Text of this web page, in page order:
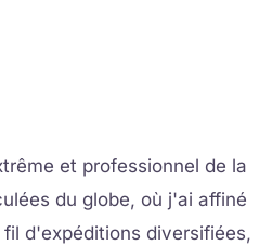
et professionnel de la
du globe, où j'ai affiné
d'expéditions diversifiées,